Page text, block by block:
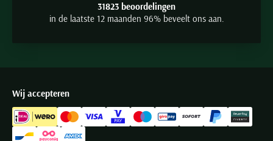
31823 beoordelingen
in de laatste 12 maanden 96% beveelt ons aan.
Wij accepteren